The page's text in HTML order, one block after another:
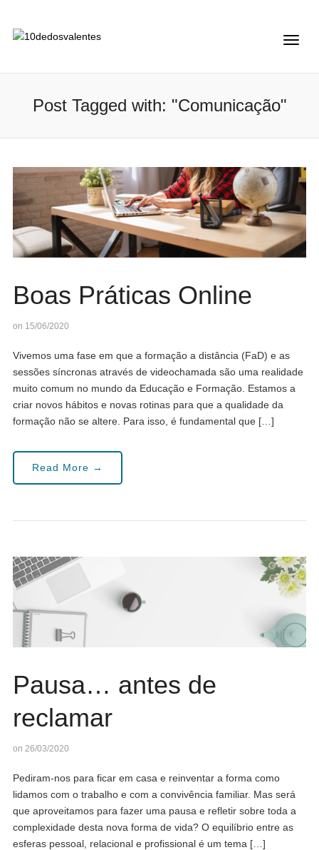
Post Tagged with: "Comunicação"
Boas Práticas Online
on 15/06/2020
Vivemos uma fase em que a formação a distância (FaD) e as
sessões síncronas através de videochamada são uma realidade
muito comum no mundo da Educação e Formação. Estamos a
criar novos hábitos e novas rotinas para que a qualidade da
formação não se altere. Para isso, é fundamental que […]
Read More →
Pausa… antes de
reclamar
on 26/03/2020
Pediram-nos para ficar em casa e reinventar a forma como
lidamos com o trabalho e com a convivência familiar. Mas será
que aproveitamos para fazer uma pausa e refletir sobre toda a
complexidade desta nova forma de vida? O equilíbrio entre as
esferas pessoal, relacional e profissional é um tema […]